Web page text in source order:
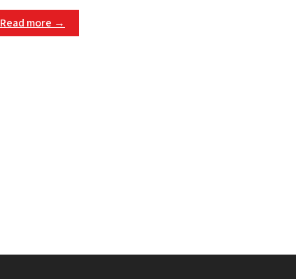
Read more →